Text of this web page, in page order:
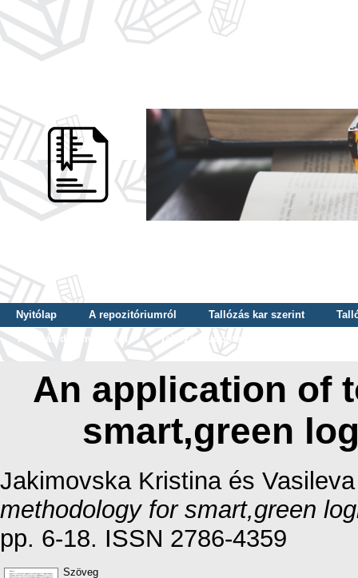
Nyitólap A repozitóriumról Tallózás kar szerint
Tallózás dátum szerint
Tallózás tudományterület szerint
An application of
smart,green
Jakimovska Kristinaés
methodology for smart,green
pp. 6-18. ISSN 2786-4359
Szöveg